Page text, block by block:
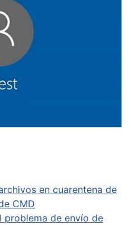
en cuarentena de
CMD
problema de envío de